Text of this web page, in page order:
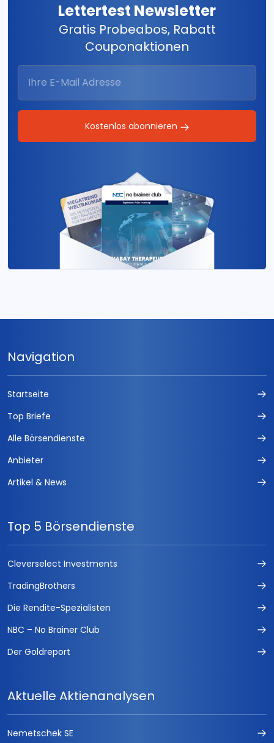
Lettertest Newsletter
Gratis Probeabos, Rabatt
Couponaktionen
Kostenlos abonnieren
Navigation
Startseite
Top Briefe
Alle Börsendienste
Anbieter
Artikel & News
Top 5 Börsendienste
Cleverselect Investments
TradingBrothers
Die Rendite-Spezialisten
NBC – No Brainer Club
Der Goldreport
Aktuelle Aktienanalysen
Nemetschek SE